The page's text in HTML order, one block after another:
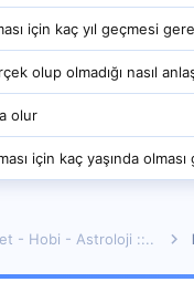
için kaç yıl geçmesi
olup olmadığı nasıl
olur
için kaç yaşında
- Hobi - Astroloji ::..